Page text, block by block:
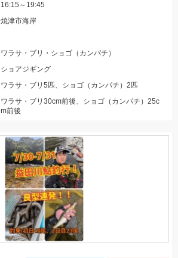
16:15～19:45
焼津市海岸
ワラサ・ブリ・ショゴ（カンパチ）
ショアジギング
ワラサ・ブリ5匹、ショゴ（カンパチ）2匹
ワラサ・ブリ30cm前後、ショゴ（カンパチ）25c
m前後